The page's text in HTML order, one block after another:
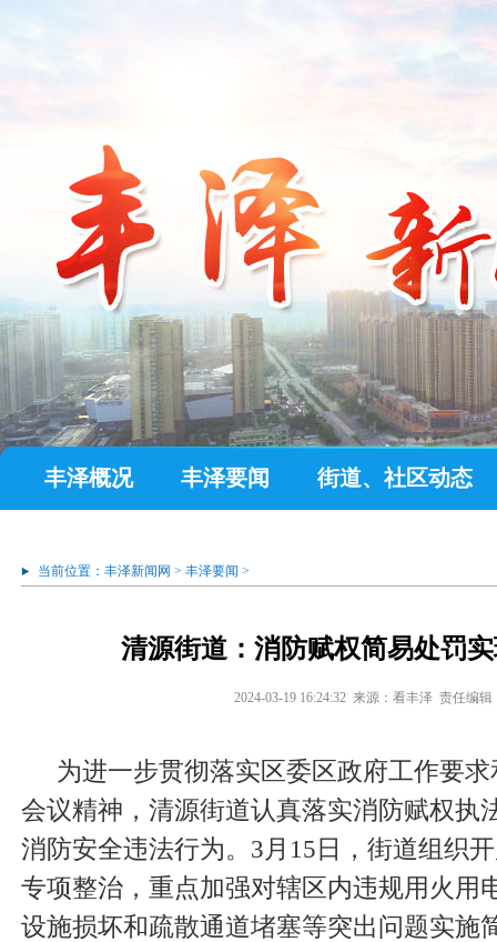
丰泽概况 丰泽要闻 街道、社区动态
当前位置： 丰泽新闻网 > 丰泽要闻 >
清源街道：消防赋权简易处罚
2024-03-19 16:24:32 来源：看丰泽 责任编辑
为进一步贯彻落实区委区政府工作要
会议精神，清源街道认真落实消防赋权执
消防安全违法行为。3月15日，街道组织
专项整治，重点加强对辖区内违规用火用
设施损坏和疏散通道堵塞等突出问题实施